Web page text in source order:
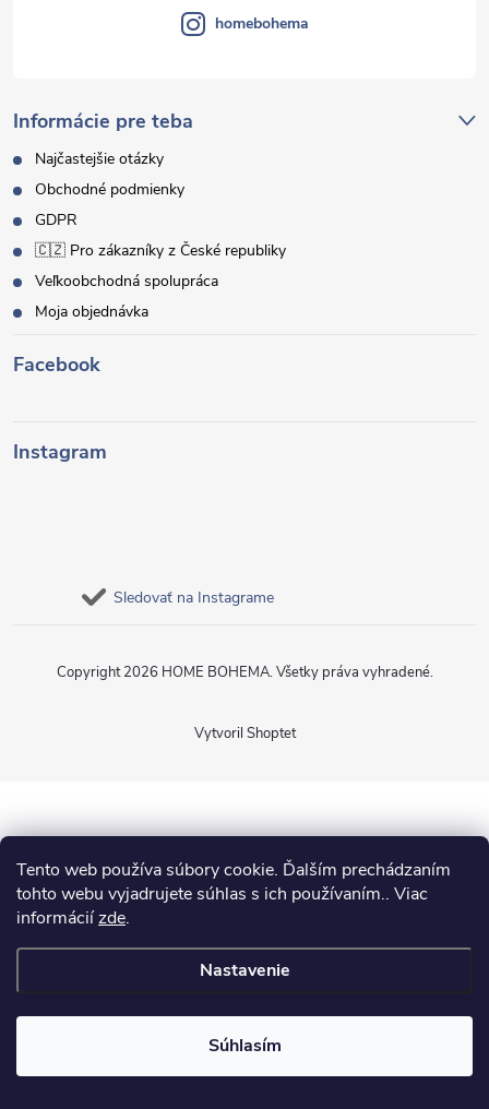
Tento web používa súbory cookie. Ďalším prechádzaním
tohto webu vyjadrujete súhlas s ich používaním.. Viac
informáciízde.
Nastavenie
Súhlasím
Informácie pre teba
Najčastejšie otázky
Obchodné podmienky
GDPR
🇨🇿 Pro zákazníky z České republiky
Veľkoobchodná spolupráca
Moja objednávka
homebohema
Facebook
Instagram
Sledovať na Instagrame
Vytvoril Shoptet
Copyright 2026 HOME BOHEMA. Všetky práva vyhradené.